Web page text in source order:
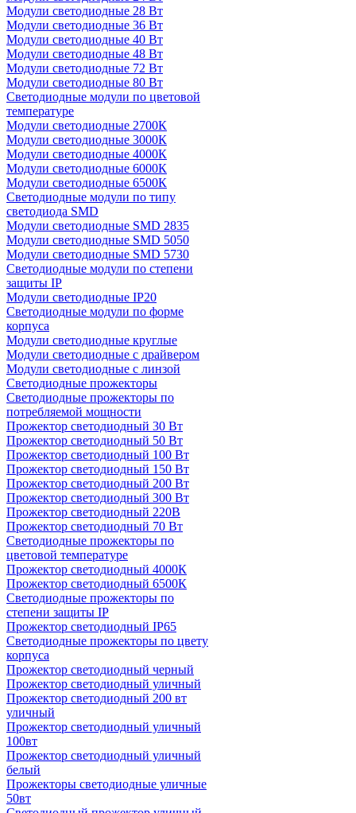
Модули светодиодные 28 Вт
Модули светодиодные 36 Вт
Модули светодиодные 40 Вт
Модули светодиодные 48 Вт
Модули светодиодные 72 Вт
Модули светодиодные 80 Вт
Светодиодные модули по цветовой
температуре
Модули светодиодные 2700К
Модули светодиодные 3000К
Модули светодиодные 4000К
Модули светодиодные 6000К
Модули светодиодные 6500К
Светодиодные модули по типу
светодиода SMD
Модули светодиодные SMD 2835
Модули светодиодные SMD 5050
Модули светодиодные SMD 5730
Светодиодные модули по степени
защиты IP
Модули светодиодные IP20
Светодиодные модули по форме
корпуса
Модули светодиодные круглые
Модули светодиодные с драйвером
Модули светодиодные с линзой
Светодиодные прожекторы
Светодиодные прожекторы по
потребляемой мощности
Прожектор светодиодный 30 Вт
Прожектор светодиодный 50 Вт
Прожектор светодиодный 100 Вт
Прожектор светодиодный 150 Вт
Прожектор светодиодный 200 Вт
Прожектор светодиодный 300 Вт
Прожектор светодиодный 220В
Прожектор светодиодный 70 Вт
Светодиодные прожекторы по
цветовой температуре
Прожектор светодиодный 4000К
Прожектор светодиодный 6500К
Светодиодные прожекторы по
степени защиты IP
Прожектор светодиодный IP65
Светодиодные прожекторы по цвету
корпуса
Прожектор светодиодный черный
Прожектор светодиодный уличный
Прожектор светодиодный 200 вт
уличный
Прожектор светодиодный уличный
100вт
Прожектор светодиодный уличный
белый
Прожекторы светодиодные уличные
50вт